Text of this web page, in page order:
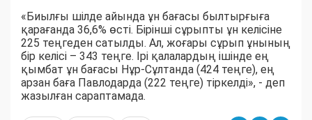
«Биылғы шілде айында ұн бағасы былтырғыға
қарағанда 36,6% өсті. Бірінші сұрыпты ұн келісіне
225 теңгеден сатылды. Ал, жоғары сұрып ұнының
бір келісі – 343 теңге. Ірі қалалардың ішінде ең
қымбат ұн бағасы Нұр-Сұлтанда (424 теңге), ең
арзан баға Павлодарда (222 теңге) тіркелді», - деп
жазылған сараптамада.